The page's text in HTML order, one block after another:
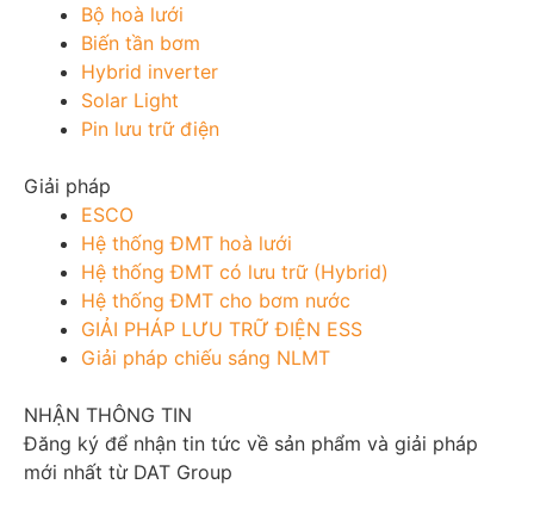
Bộ hoà lưới
Biến tần bơm
Hybrid inverter
Solar Light
Pin lưu trữ điện
Giải pháp
ESCO
Hệ thống ĐMT hoà lưới
Hệ thống ĐMT có lưu trữ (Hybrid)
Hệ thống ĐMT cho bơm nước
GIẢI PHÁP LƯU TRỮ ĐIỆN ESS
Giải pháp chiếu sáng NLMT
NHẬN THÔNG TIN
Đăng ký để nhận tin tức về sản phẩm và giải pháp
mới nhất từ DAT Group